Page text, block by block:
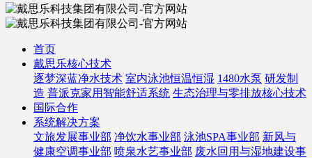
首页
戴思乐核心技术
逐梦深蓝净水技术 室内泳池恒温恒湿 1480水泵 研发制
造 普派克家用智能舒适系统 生态治理与零排放核心技术
国际合作
系统解决方案
文旅发展事业部 净饮水事业部 泳池SPA事业部 新风与
健康空调事业部 喷泉水艺事业部 废水回用与湿地建设事